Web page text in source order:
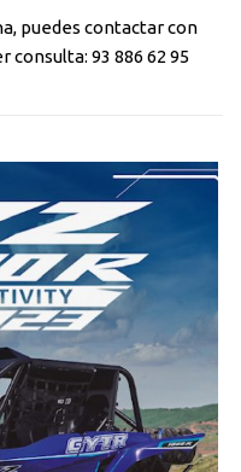
puedes contactar con
93 886 62 95